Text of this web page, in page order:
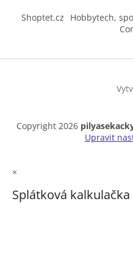
Shoptet.cz Hobbytech,
Copyright 2026
Upravit
×
Splátková kalkulačka